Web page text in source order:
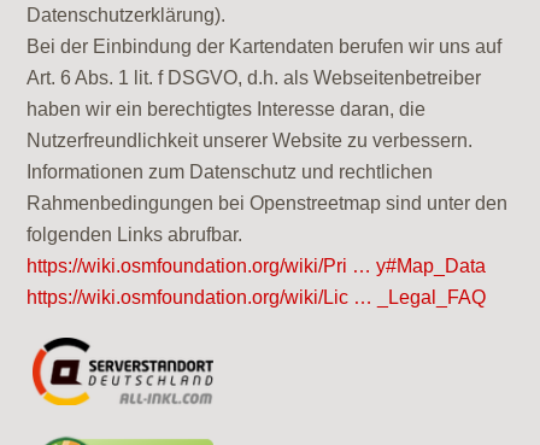
Datenschutzerklärung).
Bei der Einbindung der Kartendaten berufen wir uns auf
Art. 6 Abs. 1 lit. f DSGVO, d.h. als Webseitenbetreiber
haben wir ein berechtigtes Interesse daran, die
Nutzerfreundlichkeit unserer Website zu verbessern.
Informationen zum Datenschutz und rechtlichen
Rahmenbedingungen bei Openstreetmap sind unter den
folgenden Links abrufbar.
https://wiki.osmfoundation.org/wiki/Pri … y#Map_Data
https://wiki.osmfoundation.org/wiki/Lic … _Legal_FAQ